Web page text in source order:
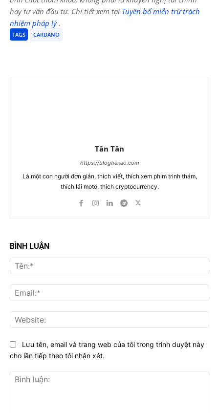
hay tư vấn đầu tư. Chi tiết xem tại Tuyên bố miễn trừ trách
nhiệm pháp lý.
TAGS CARDANO
Tân Tân
https://blogtienao.com
Là một con người đơn giản, thích viết, thích xem phim trinh thám,
thích lái moto, thích cryptocurrency.
BÌNH LUẬN
Lưu tên, email và trang web của tôi trong trình duyệt này
cho lần tiếp theo tôi nhận xét.